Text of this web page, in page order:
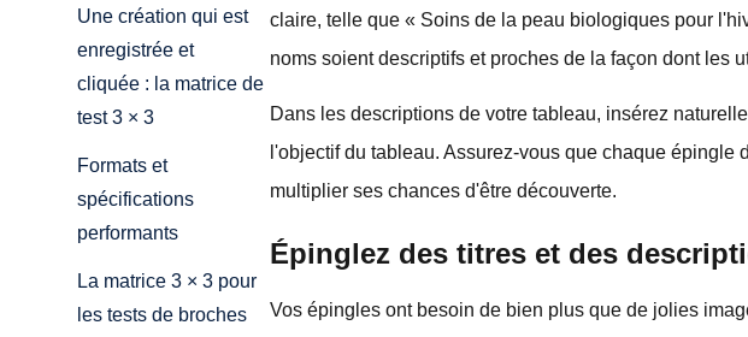
Une création qui est
enregistrée et
cliquée : la matrice de
test 3 × 3
Formats et
spécifications
performants
La matrice 3 × 3 pour
les tests de broches
claire, telle que « Soins de la peau biologiques pour
noms soient descriptifs et proches de la façon dont les
Dans les descriptions de votre tableau, insérez
l'objectif du tableau. Assurez-vous que chaque
multiplier ses chances d'être découverte.
Épinglez des titres et des
Vos épingles ont besoin de bien plus que de jolies